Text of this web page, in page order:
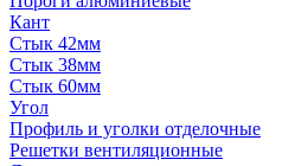
Кант
Стык 42мм
Стык 38мм
Стык 60мм
Угол
Профиль и уголки отделочные
Решетки вентиляционные